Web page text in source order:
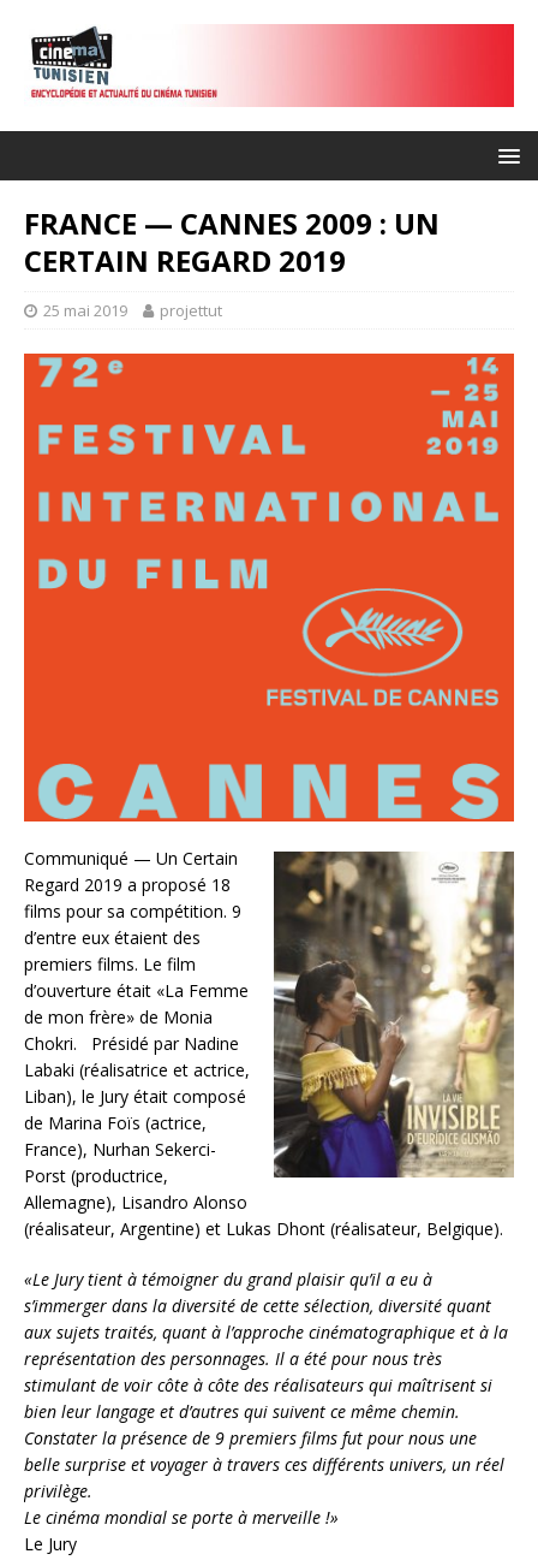
FRANCE — CANNES 2009 : UN
CERTAIN REGARD 2019
25 mai 2019 projettut
Communiqué — Un Certain
Regard 2019 a proposé 18
films pour sa compétition. 9
d’entre eux étaient des
premiers films. Le film
d’ouverture était «La Femme
de mon frère» de Monia
Chokri. Présidé par Nadine
Labaki (réalisatrice et actrice,
Liban), le Jury était composé
de Marina Foïs (actrice,
France), Nurhan Sekerci-
Porst (productrice,
Allemagne), Lisandro Alonso
(réalisateur, Argentine) et Lukas Dhont (réalisateur, Belgique).
«Le Jury tient à témoigner du grand plaisir qu’il a eu à
s’immerger dans la diversité de cette sélection, diversité quant
aux sujets traités, quant à l’approche cinématographique et à la
représentation des personnages. Il a été pour nous très
stimulant de voir côte à côte des réalisateurs qui maîtrisent si
bien leur langage et d’autres qui suivent ce même chemin.
Constater la présence de 9 premiers films fut pour nous une
belle surprise et voyager à travers ces différents univers, un réel
privilège.
Le cinéma mondial se porte à merveille !»
Le Jury